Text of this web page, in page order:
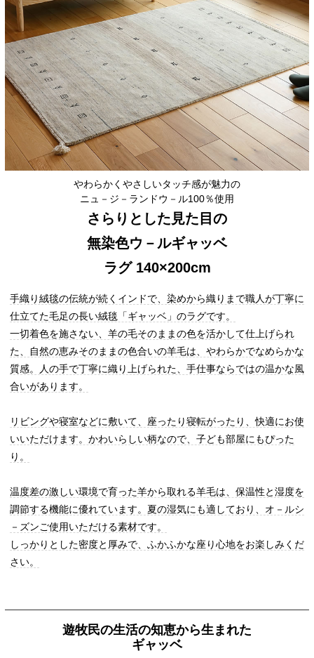
やわらかくやさしいタッチ感が魅力の
ニュ－ジ－ランドウ－ル100％使用
さらりとした見た目の
無染色ウ－ルギャッベ
ラグ 140×200cm
手織り絨毯の伝統が続くインドで、染めから織りまで職人が丁寧に
仕立てた毛足の長い絨毯「ギャッベ」のラグです。
一切着色を施さない、羊の毛そのままの色を活かして仕上げられ
た、自然の恵みそのままの色合いの羊毛は、やわらかでなめらかな
質感。人の手で丁寧に織り上げられた、手仕事ならではの温かな風
合いがあります。
リビングや寝室などに敷いて、座ったり寝転がったり、快適にお使
いいただけます。かわいらしい柄なので、子ども部屋にもぴった
り。
温度差の激しい環境で育った羊から取れる羊毛は、保温性と湿度を
調節する機能に優れています。夏の湿気にも適しており、オ－ルシ
－ズンご使用いただける素材です。
しっかりとした密度と厚みで、ふかふかな座り心地をお楽しみくだ
さい。
遊牧民の生活の知恵から生まれた
ギャッベ